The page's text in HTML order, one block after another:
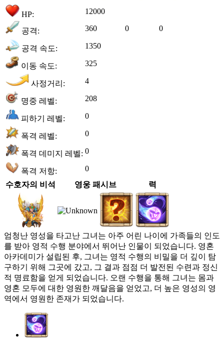
HP: 12000
공격: 360 0 0
공격 속도: 1350
이동 속도: 325
사정거리: 4
명중 레벨: 208
피하기 레벨: 0
폭격 레벨: 0
폭격 데미지 레벨: 0
폭격 저항:
0
수호자의 비석
영웅 패시브 력
엄청난 영성을 타고난 그녀는 아주 어린 나이에 가족들의 인도
를 받아 영적 수행 분야에서 뛰어난 인물이 되었습니다. 영혼
아카데미가 설립된 후, 그녀는 영적 수행의 비밀을 더 깊이 탐
구하기 위해 그곳에 갔고, 그 결과 점점 더 발전된 수련과 정신
적 명료함을 얻게 되었습니다. 오랜 수행을 통해 그녀는 몸과
영혼 모두에 대한 영원한 깨달음을 얻었고, 더 높은 영성의 영
역에서 영원한 존재가 되었습니다.